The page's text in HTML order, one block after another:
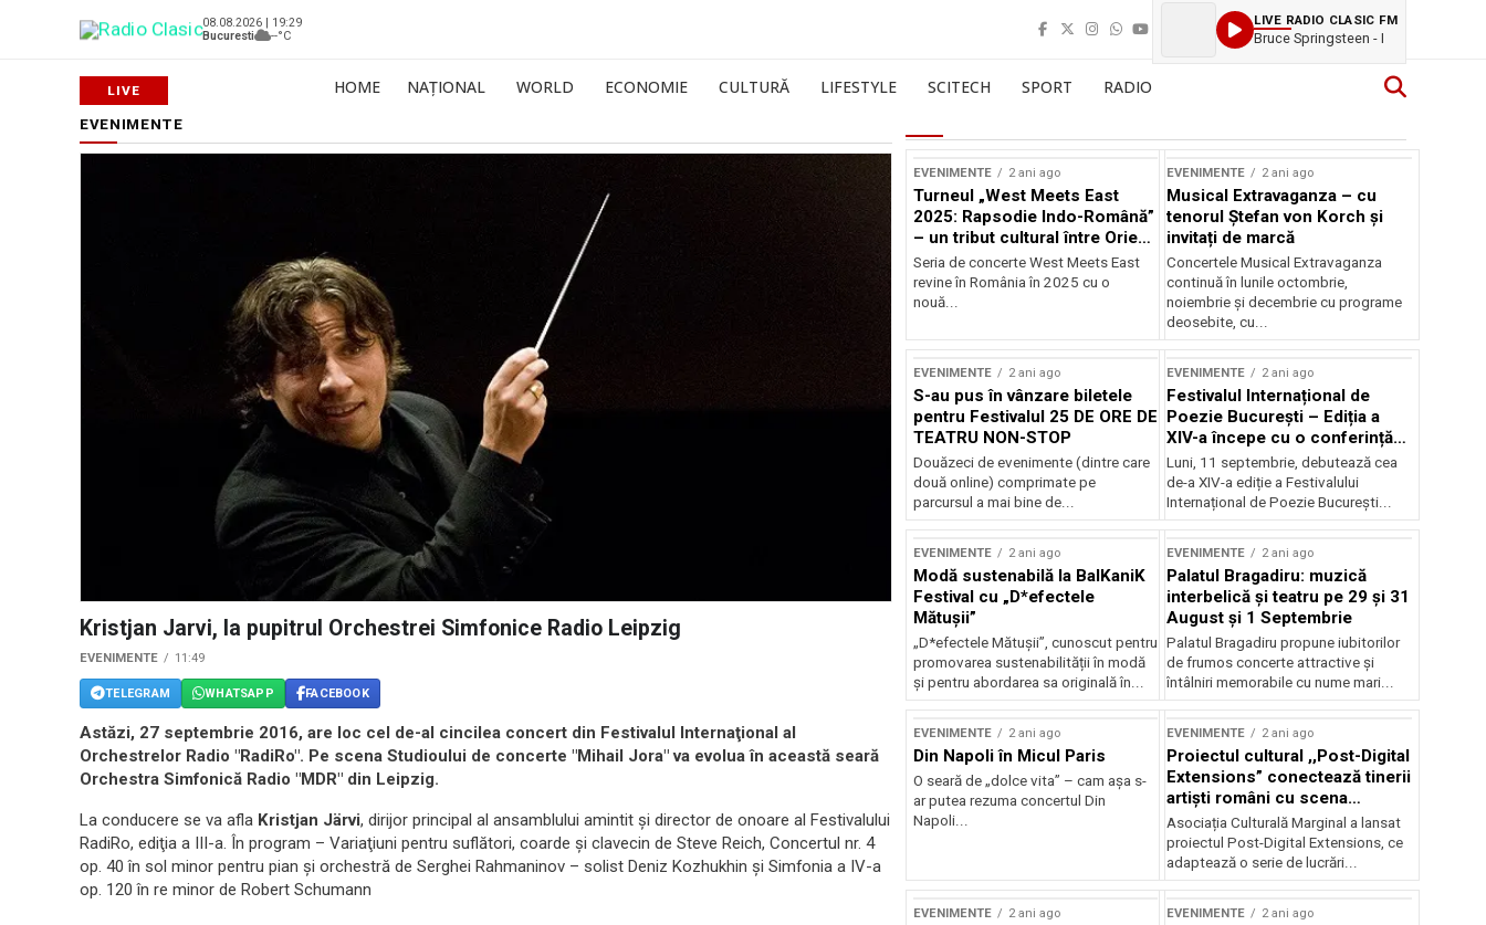
08.08.2026 | 19:29
Bucuresti
--°C
LIVE RADIO CLASIC FM
Bruce Springsteen - I
HOME NAȚIONAL WORLD ECONOMIE CULTURĂ LIFESTYLE SCITECH SPORT RADIO
EVENIMENTE
Kristjan Jarvi, la pupitrul Orchestrei Simfonice Radio Leipzig
EVENIMENTE 11:49
TELEGRAM WHATSAPP FACEBOOK
Astăzi, 27 septembrie 2016, are loc cel de-al cincilea concert din Festivalul Internaţional al
Orchestrelor Radio "RadiRo". Pe scena Studioului de concerte "Mihail Jora" va evolua în această seară
Orchestra Simfonică Radio "MDR" din Leipzig.
La conducere se va afla Kristjan Järvi, dirijor principal al ansamblului amintit şi director de onoare al Festivalului
RadiRo, ediţia a III-a. În program – Variaţiuni pentru suflători, coarde şi clavecin de Steve Reich, Concertul nr. 4
op. 40 în sol minor pentru pian şi orchestră de Serghei Rahmaninov – solist Deniz Kozhukhin şi Simfonia a IV-a
op. 120 în re minor de Robert Schumann
EVENIMENTE 2 ani ago
Turneul „West Meets East
2025: Rapsodie Indo-Română”
– un tribut cultural între Orient
și Occident
Seria de concerte West Meets East
revine în România în 2025 cu o
nouă...
EVENIMENTE 2 ani ago
Musical Extravaganza – cu
tenorul Ștefan von Korch și
invitați de marcă
Concertele Musical Extravaganza
continuă în lunile octombrie,
noiembrie şi decembrie cu programe
deosebite, cu...
EVENIMENTE 2 ani ago
S-au pus în vânzare biletele
pentru Festivalul 25 DE ORE DE
TEATRU NON-STOP
Douăzeci de evenimente (dintre care
două online) comprimate pe
parcursul a mai bine de...
EVENIMENTE 2 ani ago
Festivalul Internațional de
Poezie București – Ediția a
XIV-a începe cu o conferință
despre limba română
susținută de Marco Lucchesi
Luni, 11 septembrie, debutează cea
de-a XIV-a ediție a Festivalului
Internațional de Poezie București...
EVENIMENTE 2 ani ago
Modă sustenabilă la BalKaniK
Festival cu „D*efectele
Mătușii”
„D*efectele Mătușii”, cunoscut pentru
promovarea sustenabilității în modă
și pentru abordarea sa originală în...
EVENIMENTE 2 ani ago
Palatul Bragadiru: muzică
interbelică şi teatru pe 29 şi 31
August şi 1 Septembrie
Palatul Bragadiru propune iubitorilor
de frumos concerte attractive şi
întâlniri memorabile cu nume mari...
EVENIMENTE 2 ani ago
Din Napoli în Micul Paris
O seară de „dolce vita” – cam așa s-
ar putea rezuma concertul Din
Napoli...
EVENIMENTE 2 ani ago
Proiectul cultural ,,Post-Digital
Extensions” conectează tinerii
artiști români cu scena
internațională
Asociația Culturală Marginal a lansat
proiectul Post-Digital Extensions, ce
adaptează o serie de lucrări...
EVENIMENTE 2 ani ago EVENIMENTE 2 ani ago